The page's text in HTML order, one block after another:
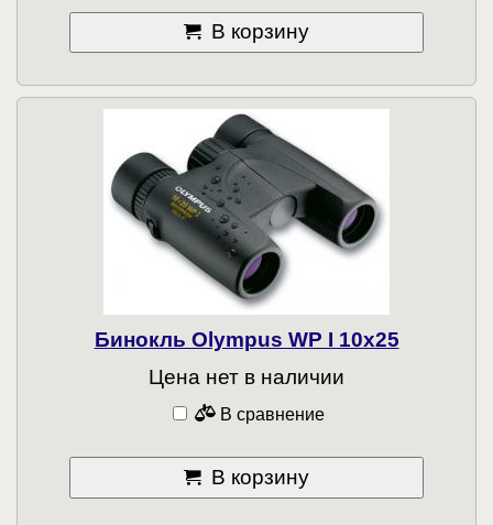
В корзину
Бинокль Olympus WP I 10x25
Цена нет в наличии
В сравнение
В корзину